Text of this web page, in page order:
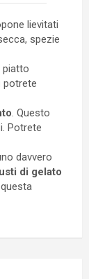
lievitati
spezie
piatto
potrete
. Questo
Potrete
davvero
di gelato